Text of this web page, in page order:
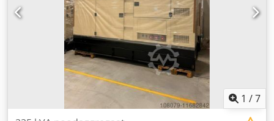
1 /7